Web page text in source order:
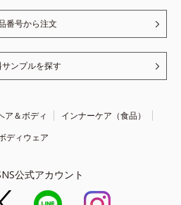
番号から注文
サンプルを探す
ア＆ボディ
インナーケア（食品）
ディウェア
公式アカウント